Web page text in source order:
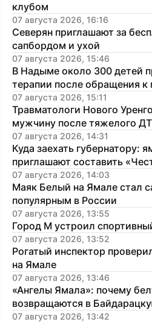
клубом
07 августа 2026, 16:16
Северян приглашают за
сапбордом и ухой
07 августа 2026, 15:46
В Надыме около 300 детей
терапии после обращения к
07 августа 2026, 15:11
Травматологи Нового
мужчину после тяжелого
07 августа 2026, 14:31
Куда заехать губернатору:
приглашают составить
07 августа 2026, 14:03
Маяк Белый на Ямале стал
популярным в России
07 августа 2026, 13:55
Город М устроил
07 августа 2026, 13:52
Рогатый инспектор
на Ямале
07 августа 2026, 13:46
«Ангелы Ямала»: почему
возвращаются в
07 августа 2026, 13:42